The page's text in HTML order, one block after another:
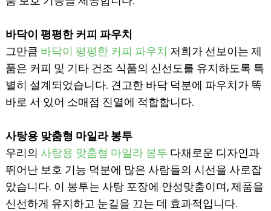
바닥이 평평한 커피 파우치
그만큼 바닥이 평평한 커피 파우치 저희가 선보이는 제
품은 커피 및 기타 건조 식품의 신선도를 유지하도록 특
별히 설계되었습니다. 견고한 바닥 덕분에 파우치가 똑
바로 서 있어 소매점 진열에 적합합니다.
사탕용 맞춤형 마일라 봉투
우리의 사탕용 맞춤형 마일라 봉투 다채로운 디자인과
뛰어난 보호 기능 덕분에 많은 사람들의 시선을 사로잡
았습니다. 이 봉투는 사탕 포장에 안성맞춤이며, 제품을
신선하게 유지하고 눈길을 끄는 데 효과적입니다.